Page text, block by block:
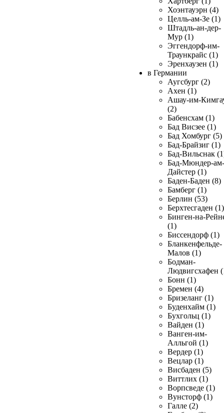
Хоэнтауэрн (4)
Целль-ам-Зе (1)
Штадль-ан-дер-
Мур (1)
Эггендорф-им-
Траункрайс (1)
Эренхаузен (1)
в Германии
Аугсбург (2)
Ахен (1)
Ашау-им-
(2)
Бабенсхам (1)
Бад Висзее (1)
Бад Хомбург (5)
Бад-Брайзиг (1)
Бад-Вильснак
Бад-Мюндер-ам-
Дайстер (1)
Баден-Баден (8)
Бамберг (1)
Берлин (53)
Берхтесгаден (1)
Бинген-на-
(1)
Биссендорф (1)
Бланкенфельде-
Малов (1)
Бодман-
Людвигсхафен
Бонн (1)
Бремен (4)
Бризеланг (1)
Буденхайм (1)
Бухгольц (1)
Вайден (1)
Ванген-им-
Алльгой (1)
Вердер (1)
Вецлар (1)
Висбаден (5)
Виттлих (1)
Ворпсведе (1)
Вунсторф (1)
Галле (2)